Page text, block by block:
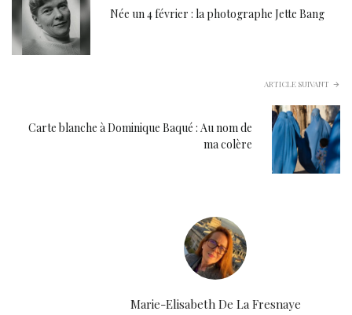
Née un 4 février : la photographe Jette Bang
ARTICLE SUIVANT
Carte blanche à Dominique Baqué : Au nom de
ma colère
Marie-Elisabeth De La Fresnaye